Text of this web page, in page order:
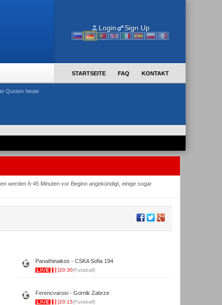
Login Sign Up
STARTSEITE FAQ KONTAKT
Quoten heute
werden 6-45 Minuten vor Beginn angekündigt, einige sogar
Panathinaikos - CSKA Sofia 194
20:30(Fussball)
Ferencvarosi - Gornik Zabrze
20:15(Fussball)